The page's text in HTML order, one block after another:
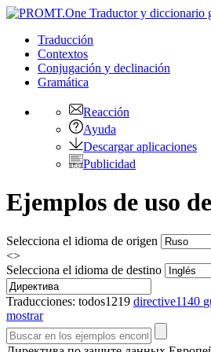
Traducción
Contextos
Conjugación y declinación
Gramática
Reacción
Ayuda
Descargar aplicaciones
Publicidad
Ejemplos de uso
Selecciona el idioma de origen
<>
Selecciona el idioma de destino
Traducciones: todos1219 directive1140
mostrar